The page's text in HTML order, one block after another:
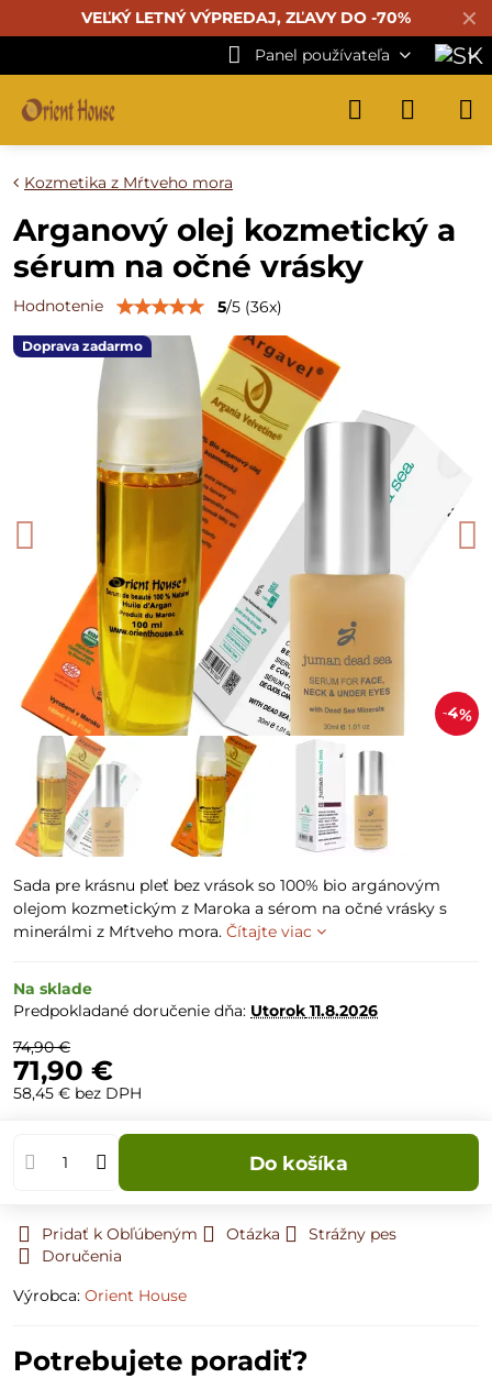
✕
VEĽKÝ LETNÝ VÝPREDAJ, ZĽAVY DO -70%
Panel používateľa
Doprava zadarmo
4%
Kozmetika z Mŕtveho mora
Arganový olej kozmetický a
sérum na očné vrásky
Hodnotenie 5/5 (36x)
Sada pre krásnu pleť bez vrások so 100% bio argánovým
olejom kozmetickým z Maroka a sérom na očné vrásky s
minerálmi z Mŕtveho mora. Čítajte viac
Na sklade
Predpokladané doručenie dňa: Utorok 11.8.2026
74,90 €
71,90 €
58,45 € bez DPH
Do košíka
Pridať k Obľúbeným Otázka
Strážny pes
Doručenia
Výrobca: Orient House
Potrebujete poradiť?